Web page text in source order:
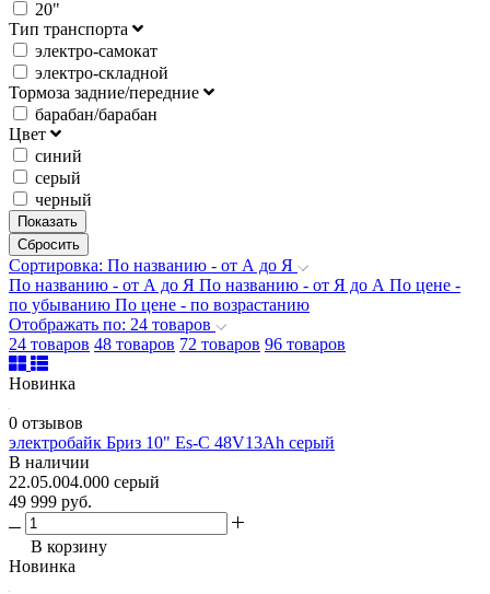
20"
Тип транспорта
электро-самокат
электро-складной
Тормоза задние/передние
барабан/барабан
Цвет
синий
серый
черный
Сортировка: По названию - от А до Я
По названию - от А до Я По названию - от Я до А По цене -
по убыванию По цене - по возрастанию
Отображать по: 24 товаров
24 товаров 48 товаров 72 товаров 96 товаров
Новинка
0 отзывов
электробайк Бриз 10" Es-C 48V13Ah серый
В наличии
22.05.004.000 серый
49 999 руб.
В корзину
Новинка